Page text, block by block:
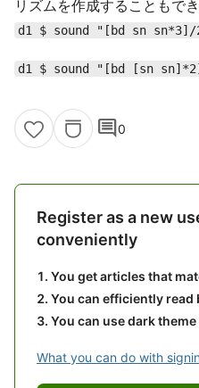
リズムを作成することもで
d1 $ sound "[bd sn
d1 $ sound "[bd [sn
comment0
Register as a new
conveniently
You get articles that
You can efficiently
You can use dark theme
What you can do with